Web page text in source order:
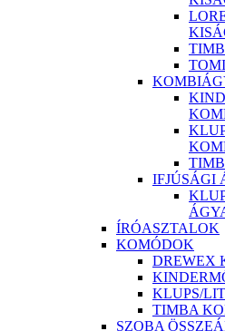
IFJÚSÁGI
ÍRÓASZTALOK
KOMÓDOK
DREWEX
KLUPS/
TIMBA
SZOBA